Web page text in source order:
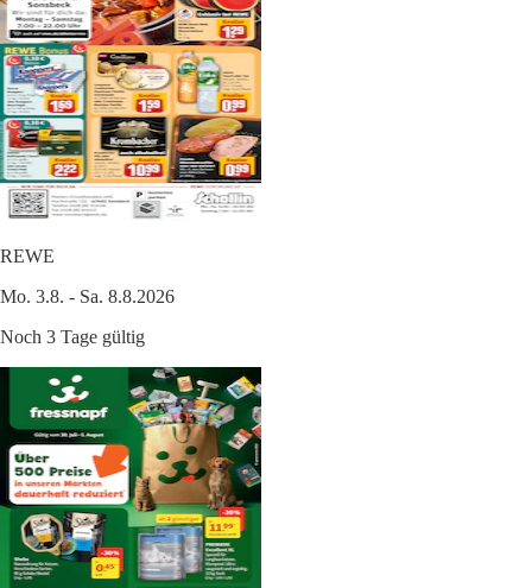
REWE
Mo. 3.8. - Sa. 8.8.2026
Noch 3 Tage gültig